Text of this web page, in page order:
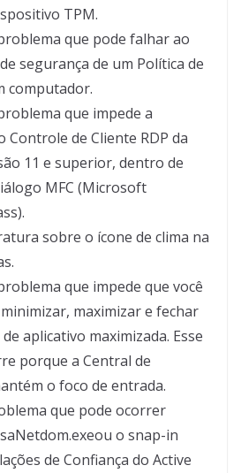
TPM.
que pode falhar ao
segurança de um Política de
computador.
que impede a
Controle de Cliente RDP da
11 e superior, dentro de
MFC (Microsoft
sobre o ícone de clima na
que impede que você
maximizar e fechar
aplicativo maximizada. Esse
porque a Central de
o foco de entrada.
que pode ocorrer
o snap-in
de Confiança do Active